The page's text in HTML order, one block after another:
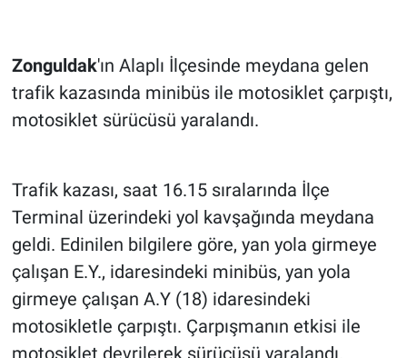
Zonguldak'ın Alaplı İlçesinde meydana gelen
trafik kazasında minibüs ile motosiklet çarpıştı,
motosiklet sürücüsü yaralandı.
Trafik kazası, saat 16.15 sıralarında İlçe
Terminal üzerindeki yol kavşağında meydana
geldi. Edinilen bilgilere göre, yan yola girmeye
çalışan E.Y., idaresindeki minibüs, yan yola
girmeye çalışan A.Y (18) idaresindeki
motosikletle çarpıştı. Çarpışmanın etkisi ile
motosiklet devrilerek sürücüsü yaralandı.